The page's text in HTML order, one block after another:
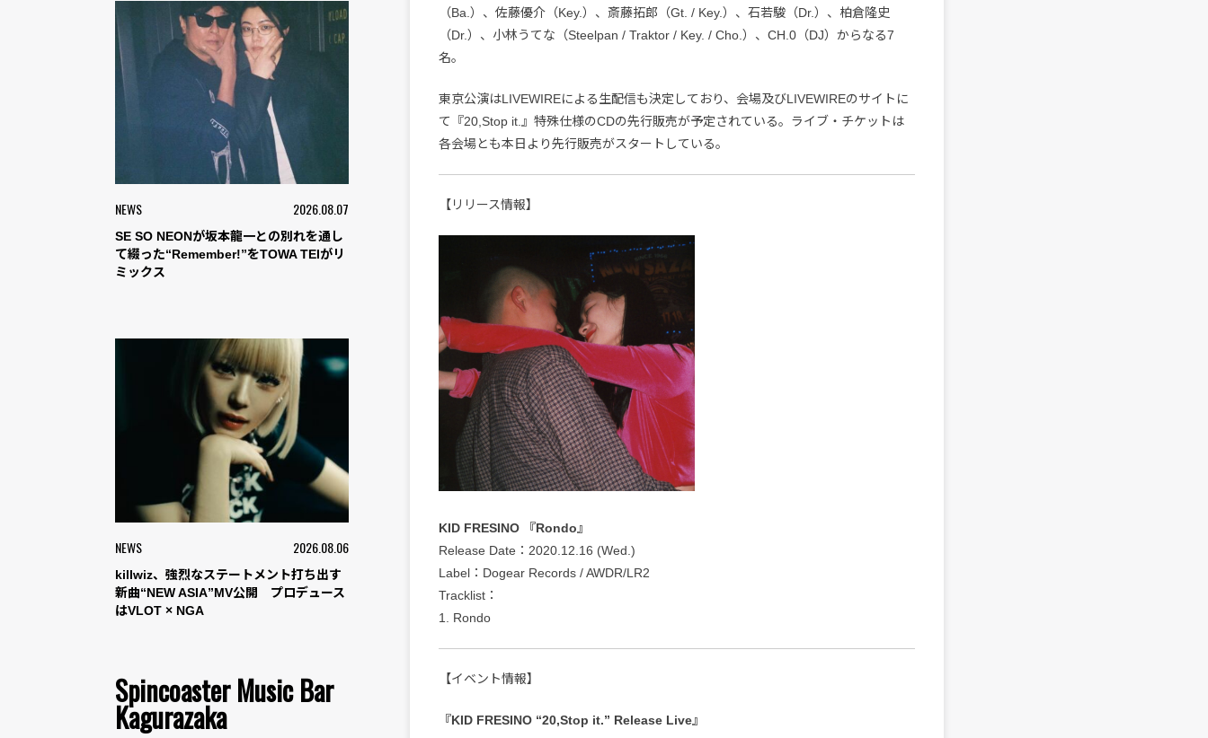
NEWS 2026.08.07
SE SO NEONが坂本龍一との別れを通し
て綴った“Remember!”をTOWA TEIがリ
ミックス
NEWS 2026.08.06
killwiz、強烈なステートメント打ち出す
新曲“NEW ASIA”MV公開 プロデュース
はVLOT × NGA
Spincoaster Music Bar
Kagurazaka
（Ba.）、佐藤優介（Key.）、斎藤拓郎（Gt. / Key.）、石若駿（Dr.）、柏倉隆史
（Dr.）、小林うてな（Steelpan / Traktor / Key. / Cho.）、CH.0（DJ）からなる7
名。
東京公演はLIVEWIREによる生配信も決定しており、会場及びLIVEWIREのサイトに
て『20,Stop it.』特殊仕様のCDの先行販売が予定されている。ライブ・チケットは
各会場とも本日より先行販売がスタートしている。
【リリース情報】
KID FRESINO 『Rondo』
Release Date：2020.12.16 (Wed.)
Label：Dogear Records / AWDR/LR2
Tracklist：
1. Rondo
【イベント情報】
『KID FRESINO “20,Stop it.” Release Live』